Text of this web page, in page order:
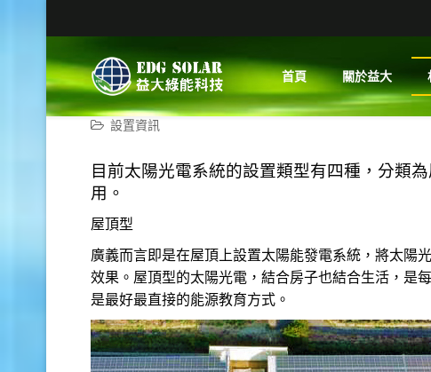
首頁 關於益大
設置資訊
目前太陽光電系統的設置類型有四種，分類
用。
屋頂型
廣義而言即是在屋頂上設置太陽能發電系統，將太陽
效果。屋頂型的太陽光電，結合房子也結合生活，是
是最好最直接的能源教育方式。